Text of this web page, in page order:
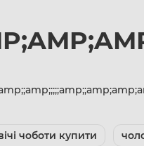
чоботи купити